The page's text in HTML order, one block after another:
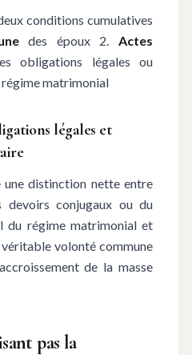
conditions cumulatives
des époux 2.Actes
obligations légales ou
matrimonial
légales et
une distinction nette entre
devoirs conjugaux ou du
du régime matrimonial et
volonté commune
de la masse
pas la